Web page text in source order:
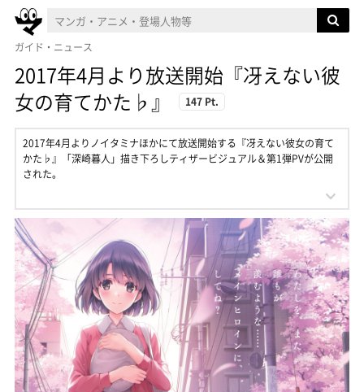
ガイド・ニュース
2017年4月より放送開始『冴えない彼
女の育てかた♭』
147 Pt.
2017年4月よりノイタミナほかにて放送開始する『冴えない彼女の育て
かた♭』「深崎暮人」描き下ろしティザービジュアル＆第1弾PVが公開
された。